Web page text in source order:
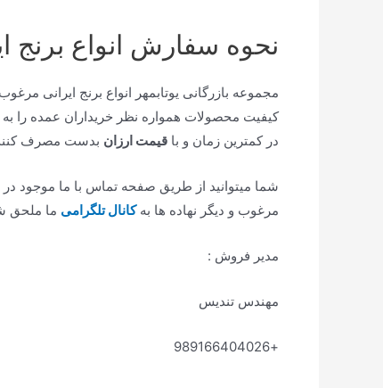
نحوه سفارش انواع برنج
مجموعه بازرگانی یوتابمهر انواع برنج ایرانی
کیفیت محصولات همواره نظر خریداران عمده را
در کمترین زمان و با قیمت ارزان بدست مصرف
شما میتوانید از طریق صفحه تماس با ما موجود
مرغوب و دیگر نهاده ها بهکانال تلگرامی ما ملحق
مدیر فروش :
مهندس تندیس
+989166404026